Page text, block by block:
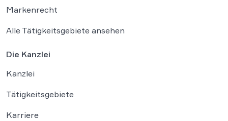
Markenrecht
Alle Tätigkeitsgebiete ansehen
Die Kanzlei
Kanzlei
Tätigkeitsgebiete
Karriere